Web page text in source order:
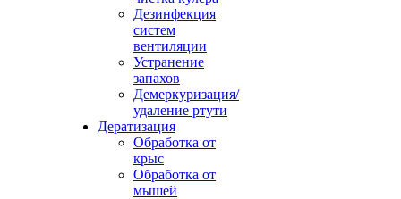
Дезинфекция
систем
вентиляции
Устранение
запахов
Демеркуризация/
удаление ртути
Дератизация
Обработка от
крыс
Обработка от
мышей